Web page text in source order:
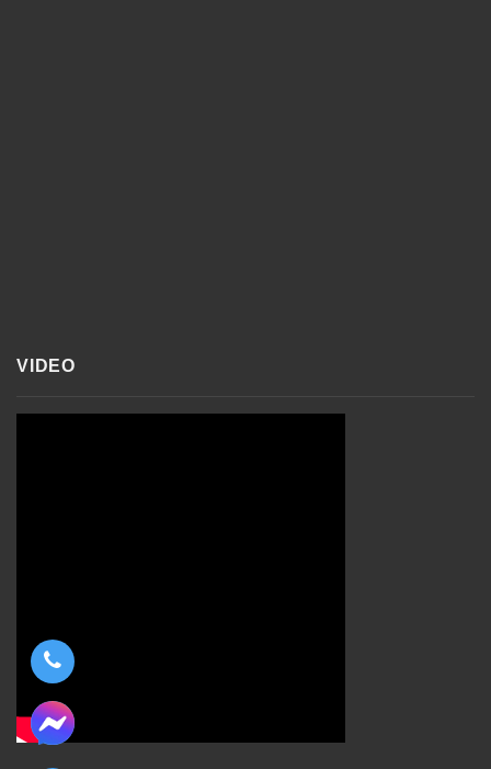
VIDEO